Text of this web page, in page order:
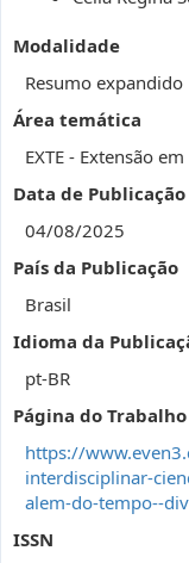
Modalidade
Resumo expandido
Área temática
EXTE - Extensão
Data de Publicação
04/08/2025
País da Publicação
Brasil
Idioma da
pt-BR
Página do Trabalho
https://
interdisciplinar-
alem-do-tempo--
ISSN